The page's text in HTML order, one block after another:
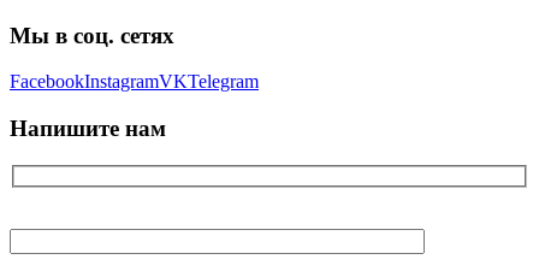
Мы в соц. сетях
FacebookInstagramVKTelegram
Напишите нам